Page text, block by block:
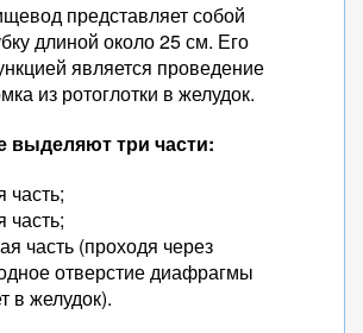
представляет собой
длиной около 25 см. Его
является проведение
из ротоглотки в желудок.
выделяют три части:
часть;
часть;
часть (проходя через
отверстие диафрагмы
в желудок).